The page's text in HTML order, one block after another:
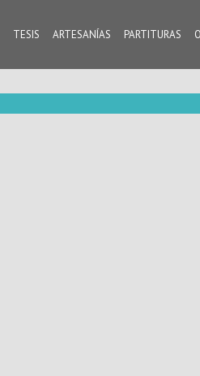
TESIS ARTESANÍAS PARTITURAS